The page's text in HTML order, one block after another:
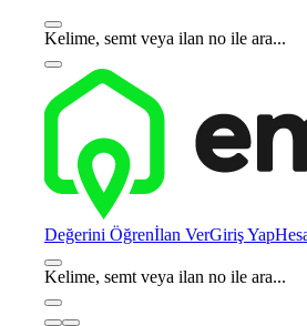
Kelime, semt veya ilan no ile ara...
Değerini Öğrenİlan VerGiriş Yap
Kelime, semt veya ilan no ile ara...